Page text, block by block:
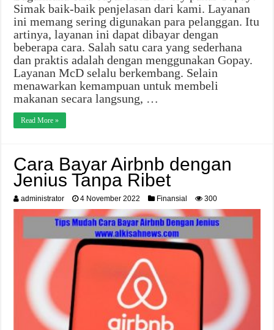
Simak baik-baik penjelasan dari kami. Layanan
ini memang sering digunakan para pelanggan. Itu
artinya, layanan ini dapat dibayar dengan
beberapa cara. Salah satu cara yang sederhana
dan praktis adalah dengan menggunakan Gopay.
Layanan McD selalu berkembang. Selain
menawarkan kemampuan untuk membeli
makanan secara langsung, …
Read More »
Cara Bayar Airbnb dengan
Jenius Tanpa Ribet
administrator 4 November 2022 Finansial 300